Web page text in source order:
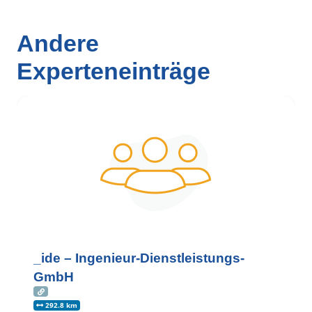
Andere
Experteneinträge
_ide – Ingenieur-Dienstleistungs-
GmbH
292.8 km